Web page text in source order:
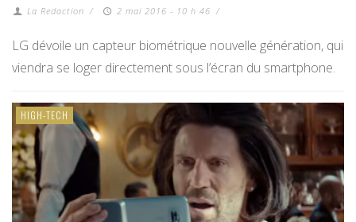
La Redaction / 2 mai 2016 - 10 h 46 /
LG dévoile un capteur biométrique nouvelle génération, qui
viendra se loger directement sous l’écran du smartphone.
HIGH-TECH